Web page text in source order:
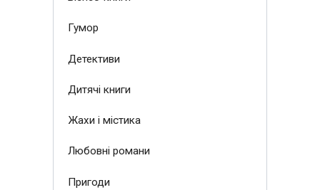
Гумор
Детективи
Дитячі книги
Жахи і містика
Любовні романи
Пригоди